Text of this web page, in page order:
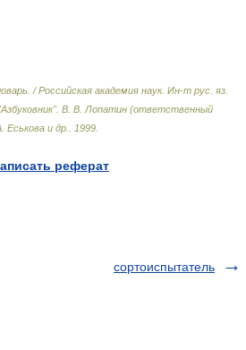
/ Российская академия наук. Ин-т рус. яз.
. В. В. Лопатин (ответственный
Еськова и др.
1999
реферат
сортоиспытатель